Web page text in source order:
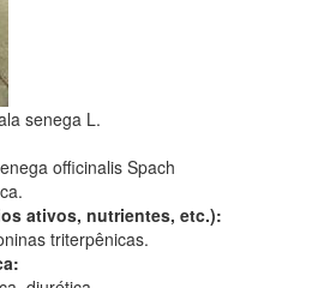
senega L.
officinalis Spach
ativos, nutrientes, etc.):
triterpênicas.